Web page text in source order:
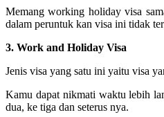
Memang working holiday visa
dalam peruntuk kan visa ini tidak
3. Work and Holiday Visa
Jenis visa yang satu ini yaitu visa
Kamu dapat nikmati waktu lebih
dua, ke tiga dan seterus nya.